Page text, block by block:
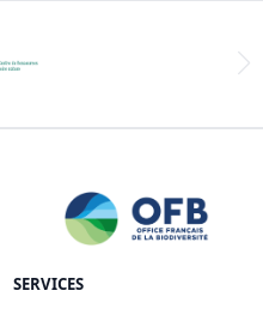
SERVICES